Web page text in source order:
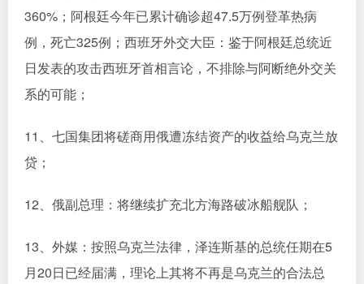
360%；阿根廷今年已累计确诊超47.5万例登革热病
例，死亡325例；西班牙外交大臣：鉴于阿根廷总统近
日发表的攻击西班牙首相言论，不排除与阿断绝外交关
系的可能；
11、七国集团将磋商用俄遭冻结资产的收益给乌克兰放
贷；
12、俄副总理：将继续扩充北方海路破冰船舰队；
13、外媒：按照乌克兰法律，泽连斯基的总统任期在5
月20日已经届满，理论上其将不再是乌克兰的合法总